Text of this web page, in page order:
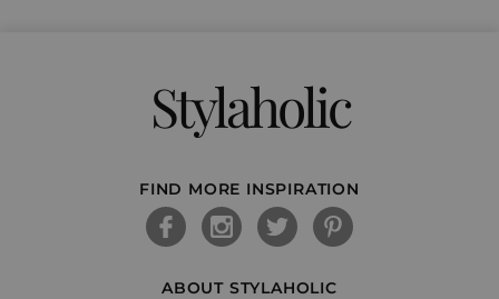
Stylaholic
FIND MORE INSPIRATION
ABOUT STYLAHOLIC